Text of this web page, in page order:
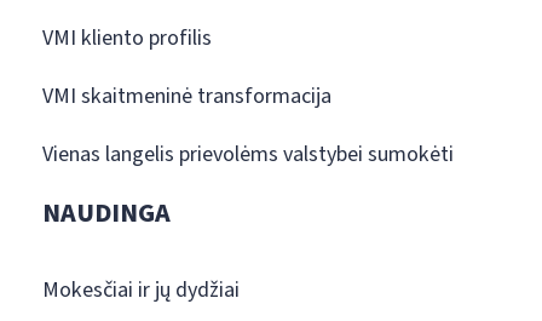
VMI kliento profilis
VMI skaitmeninė transformacija
Vienas langelis prievolėms valstybei sumokėti
NAUDINGA
Mokesčiai ir jų dydžiai